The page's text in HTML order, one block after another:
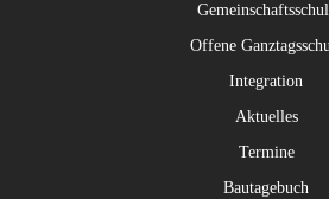
Offene
Integration
Aktuelles
Termine
Bautagebuch